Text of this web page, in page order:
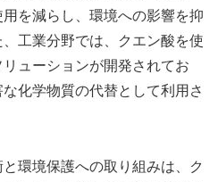
を減らし、環境への影響を抑
工業分野では、クエン酸を使
ューションが開発されてお
化学物質の代替として利用さ
環境保護への取り組みは、ク